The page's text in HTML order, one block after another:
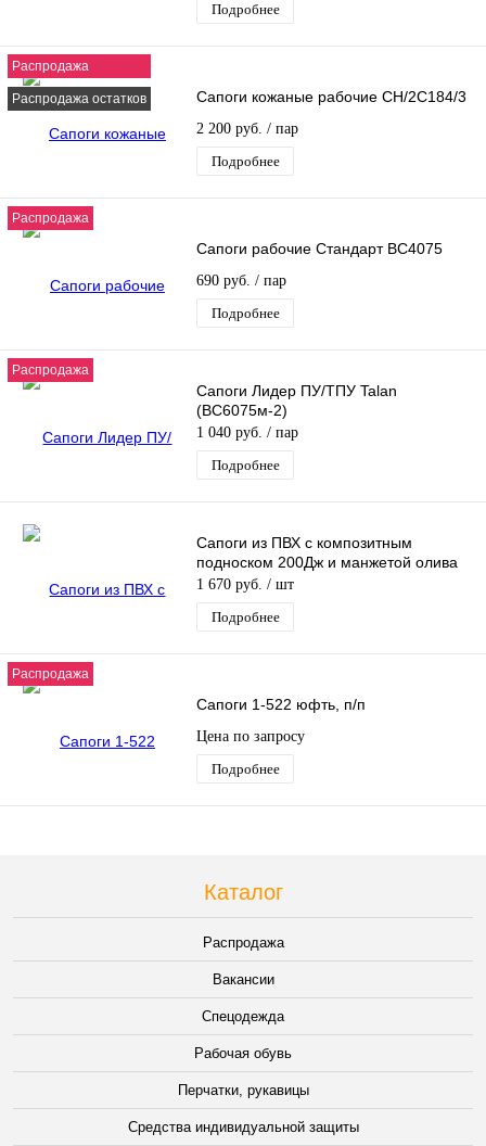
Подробнее
Распродажа
Распродажа остатков Сапоги кожаные рабочие CH/2C184/3
2 200 руб. / пар
Подробнее
Распродажа
Сапоги рабочие Стандарт ВС4075
690 руб. / пар
Подробнее
Распродажа
Сапоги Лидер ПУ/ТПУ Talan
(ВС6075м-2)
1 040 руб. / пар
Подробнее
Сапоги из ПВХ с композитным
подноском 200Дж и манжетой олива
1 670 руб. / шт
Подробнее
Распродажа
Сапоги 1-522 юфть, п/п
Цена по запросу
Подробнее
Каталог
Распродажа
Вакансии
Спецодежда
Рабочая обувь
Перчатки, рукавицы
Средства индивидуальной защиты